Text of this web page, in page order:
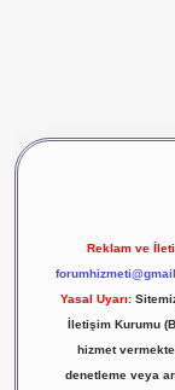
Reklam ve
Yasal Uyarı:
İletişim Kurumu
hizmet
denetleme veya